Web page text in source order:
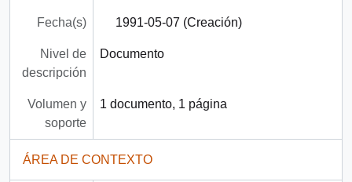
Fecha(s) 1991-05-07 (Creación)
Nivel de
descripción
Documento
Volumen y
soporte
1 documento, 1 página
ÁREA DE CONTEXTO